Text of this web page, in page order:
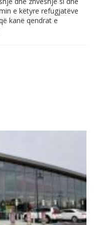
e këtyre refugjatëve
kanë qendrat e